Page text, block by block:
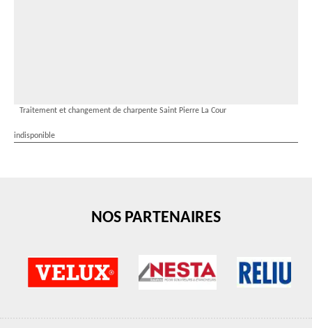
Traitement et changement de charpente Saint Pierre La Cour
indisponible
NOS PARTENAIRES